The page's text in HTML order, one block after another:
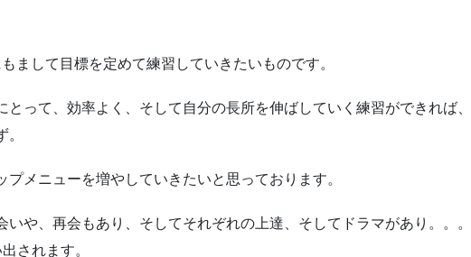
まして目標を定めて練習していきたいものです。
とって、効率よく、そして自分の長所を伸ばしていく練習ができれば、
メニューを増やしていきたいと思っております。
いや、再会もあり、そしてそれぞれの上達、そしてドラマがあり。。。
されます。